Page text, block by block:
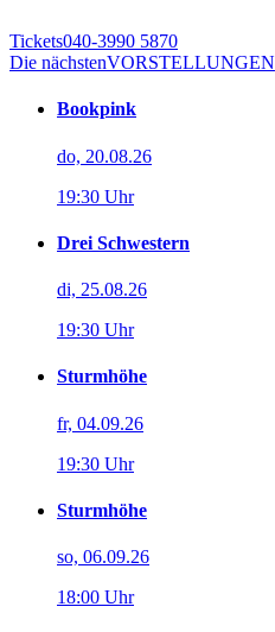
Tickets040-3990 5870
Die nächstenVORSTELLUNGEN
Bookpink
do, 20.08.26
19:30 Uhr
Drei Schwestern
di, 25.08.26
19:30 Uhr
Sturmhöhe
fr, 04.09.26
19:30 Uhr
Sturmhöhe
so, 06.09.26
18:00 Uhr